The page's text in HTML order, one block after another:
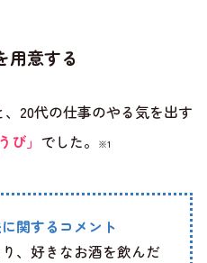
用意する
20代の仕事のやる気を出す
び」 でした。 ※1
関するコメント
、好きなお酒を飲んだ